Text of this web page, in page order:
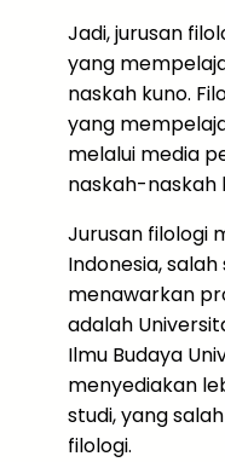
Jadi, jurusan
yang
naskah kuno.
yang
melalui media
naskah-naskah
Jurusan filologi
Indonesia,
menawarkan
adalah
Ilmu Budaya
menyediakan
studi, yang
filologi.